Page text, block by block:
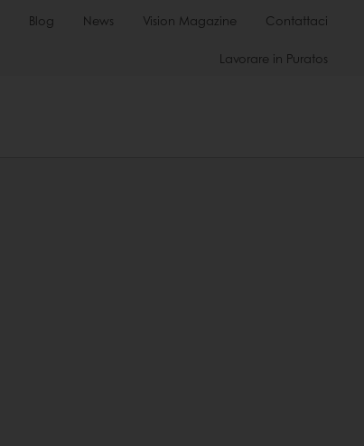
Blog News Vision Magazine Contattaci
Lavorare in Puratos